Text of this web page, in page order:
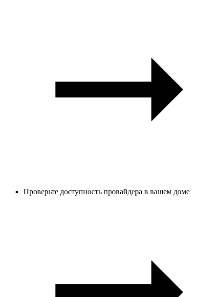
Проверьте доступность провайдера в вашем доме